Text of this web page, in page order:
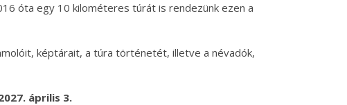
óta egy 10 kilométeres túrát is rendezünk ezen a
képtárait, a túra történetét, illetve a névadók,
április 3.